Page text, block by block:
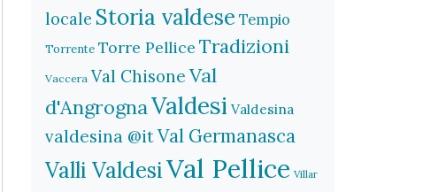
locale Storia valdese Tempio
Torrente Torre Pellice Tradizioni
Vaccera Val Chisone Val
d'AngrognaValdesi Valdesina
valdesina @itVal Germanasca
Valli ValdesiVal Pellice Villar